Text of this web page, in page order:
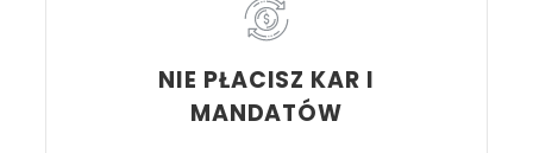
NIE PŁACISZ KAR I
MANDATÓW